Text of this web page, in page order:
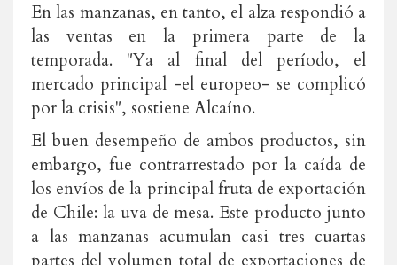
En las manzanas, en tanto, el alza respondió a
las ventas en la primera parte de la
temporada. "Ya al final del período, el
mercado principal -el europeo- se complicó
por la crisis", sostiene Alcaíno.
El buen desempeño de ambos productos, sin
embargo, fue contrarrestado por la caída de
los envíos de la principal fruta de exportación
de Chile: la uva de mesa. Este producto junto
a las manzanas acumulan casi tres cuartas